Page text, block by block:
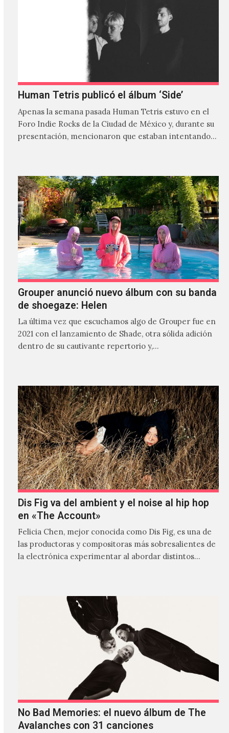
Human Tetris publicó el álbum ‘Side’
Apenas la semana pasada Human Tetris estuvo en el
Foro Indie Rocks de la Ciudad de México y, durante su
presentación, mencionaron que estaban intentando…
Grouper anunció nuevo álbum con su banda
de shoegaze: Helen
La última vez que escuchamos algo de Grouper fue en
2021 con el lanzamiento de Shade, otra sólida adición
dentro de su cautivante repertorio y,…
Dis Fig va del ambient y el noise al hip hop
en «The Account»
Felicia Chen, mejor conocida como Dis Fig, es una de
las productoras y compositoras más sobresalientes de
la electrónica experimentar al abordar distintos
No Bad Memories: el nuevo álbum de The
Avalanches con 31 canciones